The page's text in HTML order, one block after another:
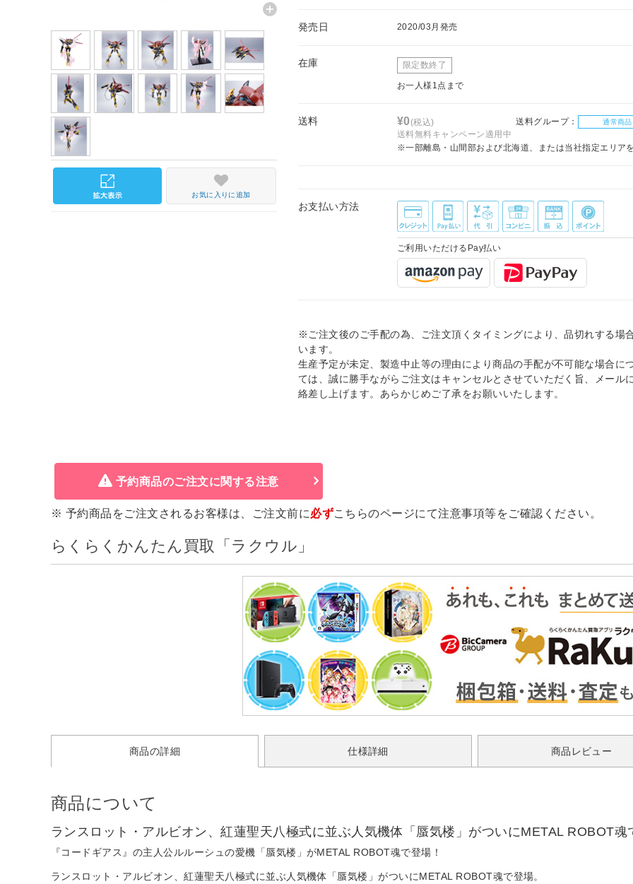
発売日 2020/03月発売
在庫 限定数終了
お一人様1点まで
送料 ¥0(税込) 送料グループ： 通常商品
送料無料キャンペーン適用中
※一部離島・山間部および北海道、または当社指定エリア
お支払い方法
ご利用いただけるPay払い
※ご注文後のご手配の為、ご注文頂くタイミングにより、品切れする場
います。
生産予定が未定、製造中止等の理由により商品の手配が不可能な場合に
ては、誠に勝手ながらご注文はキャンセルとさせていただく旨、メール
絡差し上げます。あらかじめご了承をお願いいたします。
お気に入りに追加
予約商品のご注文に関する注意
※ 予約商品をご注文されるお客様は、ご注文前に必ずこちらのページにて注意事項等をご確認ください。
らくらくかんたん買取「ラクウル」
商品の詳細 仕様詳細 商品レビュー
商品について
ランスロット・アルビオン、紅蓮聖天八極式に並ぶ人気機体「蜃気楼」がついにMETAL ROBOT魂
『コードギアス』の主人公ルルーシュの愛機「蜃気楼」がMETAL ROBOT魂で登場！
ランスロット・アルビオン、紅蓮聖天八極式に並ぶ人気機体「蜃気楼」がついにMETAL ROBOT魂で登場。